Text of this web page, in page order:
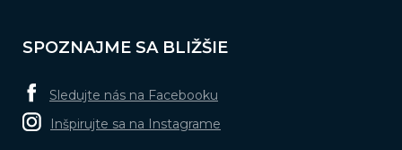
SPOZNAJME SA BLIŽŠIE
Sledujte nás na Facebooku
Inšpirujte sa na Instagrame